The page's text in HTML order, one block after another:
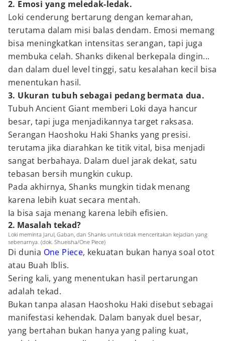
2. Emosi yang meledak-ledak.
Loki cenderung bertarung dengan kemarahan,
terutama dalam misi balas dendam. Emosi memang
bisa meningkatkan intensitas serangan, tapi juga
membuka celah. Shanks dikenal berkepala dingin...
dan dalam duel level tinggi, satu kesalahan kecil bisa
menentukan hasil.
3. Ukuran tubuh sebagai pedang bermata dua.
Tubuh Ancient Giant memberi Loki daya hancur
besar, tapi juga menjadikannya target raksasa.
Serangan Haoshoku Haki Shanks yang presisi.
terutama jika diarahkan ke titik vital, bisa menjadi
sangat berbahaya. Dalam duel jarak dekat, satu
tebasan bersih mungkin cukup.
Pada akhirnya, Shanks mungkin tidak menang
karena lebih kuat secara mentah.
Ia bisa saja menang karena lebih efisien.
2. Masalah tekad?
Loki meminta Jarul, Gaban, dan Shanks untuk tidak menceritakan kejadian yang
sebenarnya. (dok. Shueisha/One Piece)
Di dunia One Piece, kekuatan bukan hanya soal otot
atau Buah Iblis.
Sering kali, yang menentukan hasil pertarungan
adalah tekad.
Bukan tanpa alasan Haoshoku Haki disebut sebagai
manifestasi kehendak. Dalam banyak duel besar,
yang bertahan bukan hanya yang paling kuat,